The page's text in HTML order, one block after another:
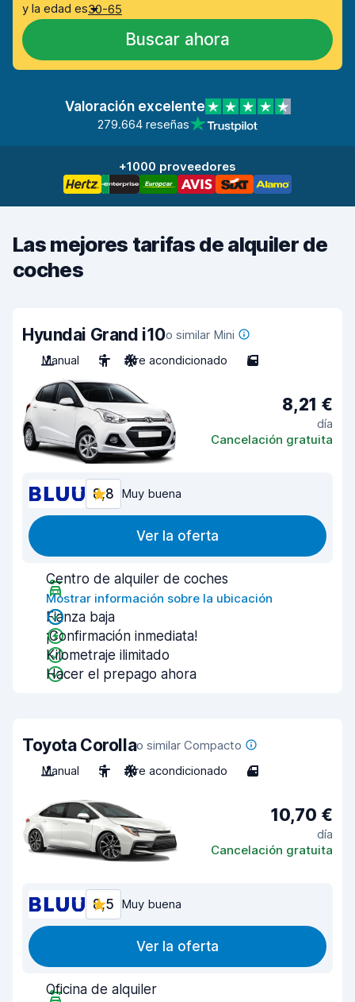
y la edad es30-65
Buscar ahora
Valoración excelente
279.664 reseñas
+1000 proveedores
Las mejores tarifas de alquiler de
coches
Hyundai Grand i10o similar Mini
Manual
5 Aire acondicionado 5
8,21 €
día
Cancelación gratuita
8,8 Muy buena
Ver la oferta
Centro de alquiler de coches
Mostrar información sobre la ubicación
Fianza baja
¡Confirmación inmediata!
Kilometraje ilimitado
Hacer el prepago ahora
Toyota Corollao similar Compacto
Manual
5 Aire acondicionado 4
10,70 €
día
Cancelación gratuita
8,5 Muy buena
Ver la oferta
Oficina de alquiler